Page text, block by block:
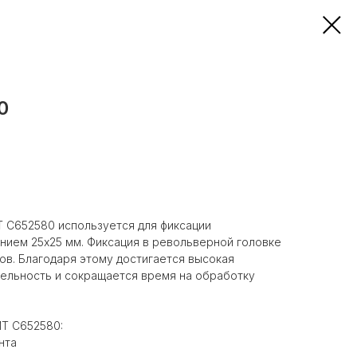
используется для фиксации
25x25 мм. Фиксация в револьверной головке
Благодаря этому достигается высокая
и сокращается время на обработку
C652580: